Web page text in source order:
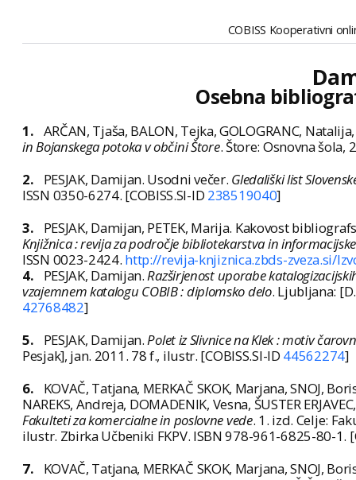
COBISS Kooperativni
Osebna
1. ARČAN, Tjaša, BALON, Tejka, GOLOGRANC, Natalija,
in Bojanskega potoka v občini Štore. Štore: Osnovna šola,
2.
PESJAK, Damijan. Usodni večer. Gledališki list
ISSN 0350-6274. [COBISS.SI-ID 238519040]
3.
PESJAK, Damijan, PETEK, Marija. Kakovost
Knjižnica : revija za področje bibliotekarstva in
ISSN 0023-2424. http://revija-knjiznica.zbds-zveza.si/
4.
PESJAK, Damijan.Razširjenost uporabe
vzajemnem katalogu COBIB : diplomsko delo. Ljubljana:
42768482]
5.
PESJAK, Damijan.Polet iz Slivnice na Klek : motiv
Pesjak], jan. 2011. 78 f., ilustr. [COBISS.SI-ID 44562274]
6.
KOVAČ, Tatjana, MERKAČ SKOK, Marjana, SNOJ,
NAREKS, Andreja, DOMADENIK, Vesna, ŠUSTER
Fakulteti za komercialne in poslovne vede. 1. izd. Celje:
ilustr. Zbirka Učbeniki FKPV. ISBN 978-961-6825-80-1.
7.
KOVAČ, Tatjana, MERKAČ SKOK, Marjana, SNOJ,